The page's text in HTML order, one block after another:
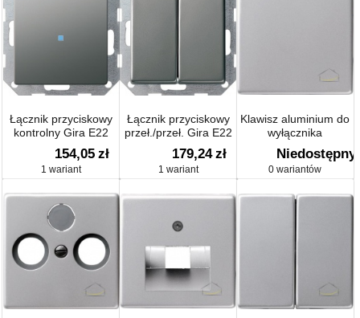
Łącznik przyciskowy
kontrolny Gira E22
154,05 zł
1 wariant
Łącznik przyciskowy
przeł./przeł. Gira E22
179,24 zł
1 wariant
Klawisz aluminium do
wyłącznika
kołyskowego i
przycisku kołyskowego
Niedostępny
0 wariantów